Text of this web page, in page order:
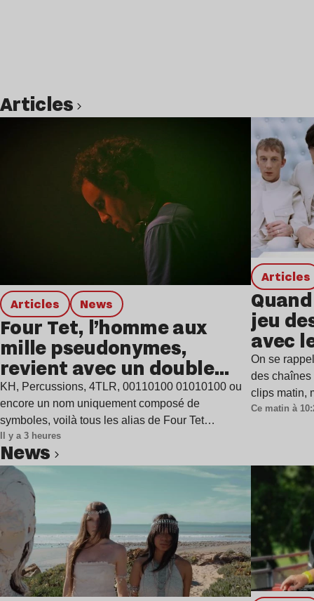
Articles
Articles news
Four Tet, l’homme aux
mille pseudonymes,
revient avec un double
single
KH, Percussions, 4TLR, 00110100 01010100 ou
encore un nom uniquement composé de
symboles, voilà tous les alias de Four Tet…
Il y a 3 heures
Articles
jeu
avec
On se
des
clips matin,
Ce matin à
news
Lire l’article